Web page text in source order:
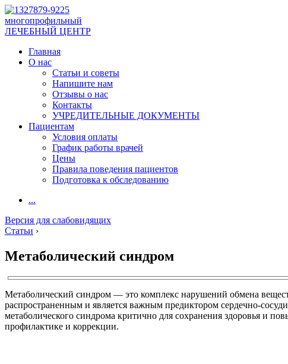
многопрофильный
ЛЕЧЕБНЫЙ ЦЕНТР
Главная
О нас
Статьи и советы
Напишите нам
Отзывы о нас
Контакты
УЧРЕДИТЕЛЬНЫЕ ДОКУМЕНТЫ
Пациентам
Условия оплаты
График работы врачей
Цены
Правила поведения пациентов
Подготовка к обследованию
...
Версия для слабовидящих
Статьи ›
Метаболический синдром
Метаболический синдром — это комплекс нарушений обмена
распространенным и является важным предиктором сердечно-
метаболического синдрома критично для сохранения здоровья и
профилактике и коррекции.